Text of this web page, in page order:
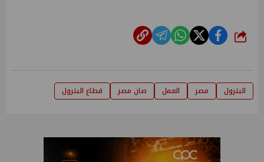
شارك
البترول مصر العمل صان مصر قطاع البترول